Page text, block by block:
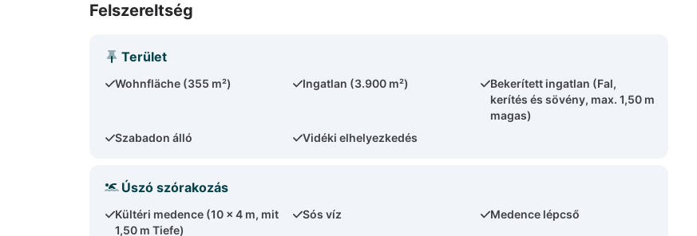
Felszereltség
Terület
Wohnfläche (355 m²) Ingatlan (3.900 m²)
Bekerített ingatlan (Fal,
kerítés és sövény, max. 1,50 m
magas)
Szabadon álló
Vidéki elhelyezkedés
Úszó szórakozás
Kültéri medence (10 x 4 m, mit
1,50 m Tiefe)
Sós víz Medence lépcső